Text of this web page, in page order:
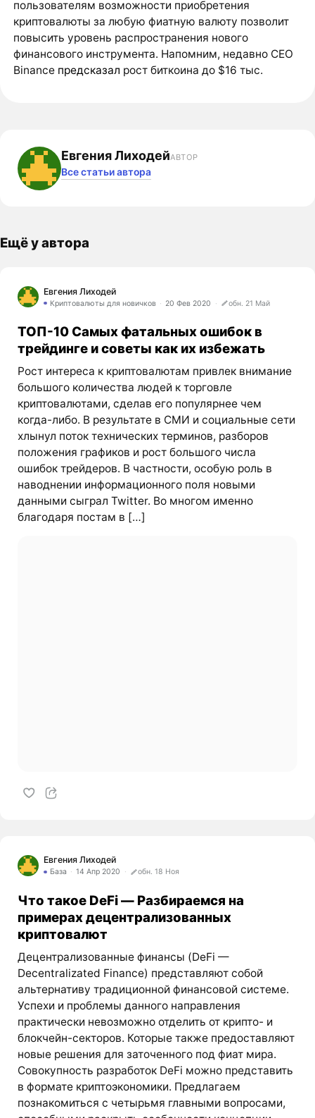
пользователям возможности приобретения
криптовалюты за любую фиатную валюту позволит
повысить уровень распространения нового
финансового инструмента. Напомним, недавно CEO
Binance предсказал рост биткоина до $16 тыс.
Евгения ЛиходейАВТОР
Все статьи автора
Ещё у автора
Евгения Лиходей
Криптовалюты для новичков 20 Фев 2020 обн. 21 Май
ТОП-10 Самых фатальных ошибок в
трейдинге и советы как их избежать
Рост интереса к криптовалютам привлек внимание
большого количества людей к торговле
криптовалютами, сделав его популярнее чем
когда-либо. В результате в СМИ и социальные сети
хлынул поток технических терминов, разборов
положения графиков и рост большого числа
ошибок трейдеров. В частности, особую роль в
наводнении информационного поля новыми
данными сыграл Twitter. Во многом именно
благодаря постам в […]
Евгения Лиходей
База 14 Апр 2020 обн. 18 Ноя
Что такое DeFi — Разбираемся на
примерах децентрализованных
криптовалют
Децентрализованные финансы (DeFi —
Decentralizated Finance) представляют собой
альтернативу традиционной финансовой системе.
Успехи и проблемы данного направления
практически невозможно отделить от крипто- и
блокчейн-секторов. Которые также предоставляют
новые решения для заточенного под фиат мира.
Совокупность разработок DeFi можно представить
в формате криптоэкономики. Предлагаем
познакомиться с четырьмя главными вопросами,